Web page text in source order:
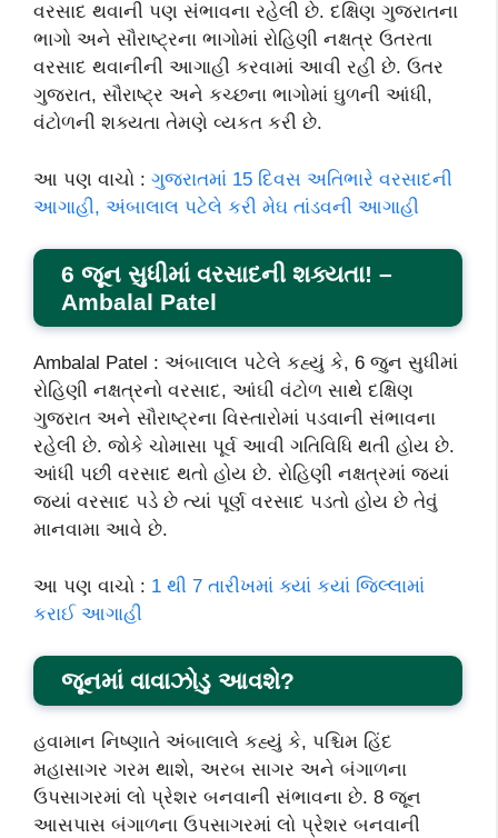
વરસાદ થવાની પણ સંભાવના રહેલી છે. દક્ષિણ ગુજરાતના
ભાગો અને સૌરાષ્ટ્રના ભાગોમાં રોહિણી નક્ષત્ર ઉતરતા
વરસાદ થવાનીની આગાહી કરવામાં આવી રહી છે. ઉતર
ગુજરાત, સૌરાષ્ટ્ર અને કચ્છના ભાગોમાં ઘુળની આંધી,
વંટોળની શક્યતા તેમણે વ્યકત કરી છે.
આ પણ વાચો : ગુજરાતમાં 15 દિવસ અતિભારે વરસાદની
આગાહી, અંબાલાલ પટેલે કરી મેઘ તાંડવની આગાહી
6 જૂન સુધીમાં વરસાદની શક્યતા! –
Ambalal Patel
Ambalal Patel : અંબાલાલ પટેલે કહ્યું કે, 6 જુન સુધીમાં
રોહિણી નક્ષત્રનો વરસાદ, આંઘી વંટોળ સાથે દક્ષિણ
ગુજરાત અને સૌરાષ્ટ્રના વિસ્તારોમાં પડવાની સંભાવના
રહેલી છે. જોકે ચોમાસા પૂર્વ આવી ગતિવિધિ થતી હોય છે.
આંધી પછી વરસાદ થતો હોય છે. રોહિણી નક્ષત્રમાં જ્યાં
જ્યાં વરસાદ પડે છે ત્યાં પૂર્ણ વરસાદ પડતો હોય છે તેવું
માનવામા આવે છે.
આ પણ વાચો : 1 થી 7 તારીખમાં ક્યાં કયાં જિલ્લામાં
કરાઈ આગાહી
જૂનમાં વાવાઝોડુ આવશે?
હવામાન નિષ્ણાતે અંબાલાલે કહ્યું કે, પશ્ચિમ હિંદ
મહાસાગર ગરમ થાશે, અરબ સાગર અને બંગાળના
ઉપસાગરમાં લો પ્રેશર બનવાની સંભાવના છે. 8 જૂન
આસપાસ બંગાળના ઉપસાગરમાં લો પ્રેશર બનવાની